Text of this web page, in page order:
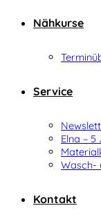
Nähkurse
Service
Elna –
Wasch-
Kontakt